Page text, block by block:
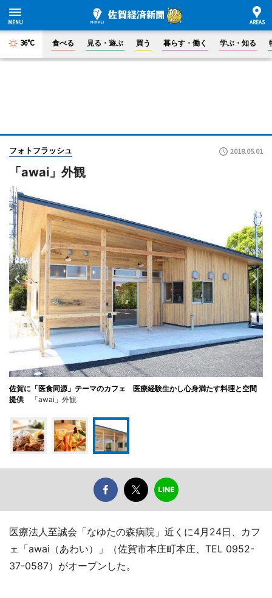
36°C 食べる 見る・遊ぶ 買う 暮らす・働く 学ぶ・知る
フォトフラッシュ 2018.05.01
「awai」外観
佐賀に「医食同源」テーマのカフェ 医療経験生かし心身満たす料理と空間
提供 「awai」外観
医療法人至誠会「なゆたの森病院」近くに4月24日、カフ
ェ「awai（あわい）」（佐賀市本庄町本庄、TEL 0952-
37-0587）がオープンした。